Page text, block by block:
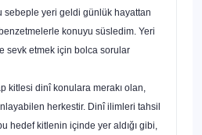
sebeple yeri geldi gün­lük hayattan
konuyu süsledim. Yeri
sevk etmek için bol­ca sorular
kitlesi dinî konulara mera­kı olan,
herkestir. Dinî ilimleri tahsil
hedef kitlenin için­de yer aldığı gibi,